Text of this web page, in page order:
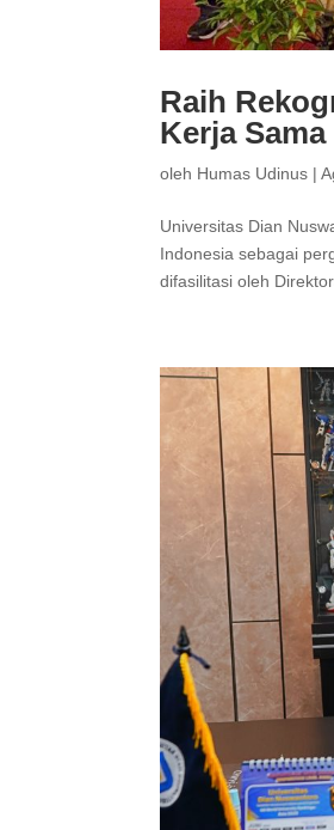
Raih
Kerja
oleh Humas Udinus |
Universitas Dian
Indonesia sebagai
difasilitasi oleh